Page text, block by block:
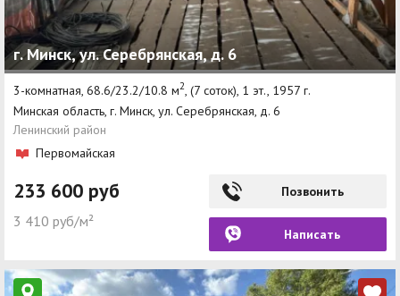
г. Минск, ул. Серебрянская, д. 6
3-комнатная, 68.6/23.2/10.8 м2 , (7 соток), 1 эт., 1957 г.
Минская область, г. Минск, ул. Серебрянская, д. 6
Ленинский район
Первомайская
233 600 руб
3 410 руб/м²
Позвонить
Написать